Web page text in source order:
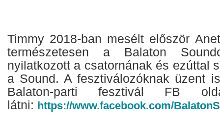
Timmy 2018-ban mesélt először
természetesen a Balaton
nyilatkozott a csatornának és ezúttal
a Sound. A fesztiválozóknak üzent
Balaton-parti fesztivál FB
látni: https://www.facebook.com/